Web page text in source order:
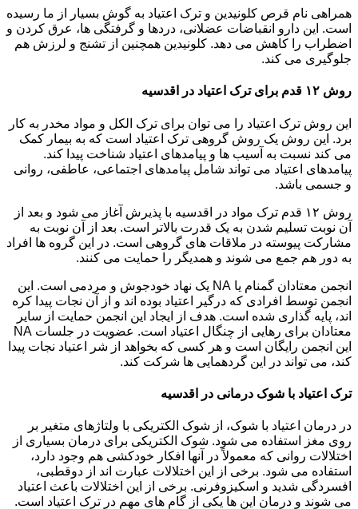
همراهی نام قرص کلونیدین و ترک اعتیاد به گوش بسیار از ما رسیده
است. این دارو انقباضات عضلانی، دردها و گرفتگی ها، عرق کردن و
اضطراب را کاهش می دهد. کلونیدین همچنین از تشنج و لرزش هم
جلوگیری می کند.
روش ۱۲ قدم برای ترک اعتیاد در اقدسیه
این روش ترک اعتیاد را می توان برای ترک الکل و مواد مخدر به کار
برد. این روش یک روش گروهی ترک اعتیاد است که به بیمار کمک
می کند نسبت به آسیب ها و پیامدهای اعتیاد شناخت پیدا کند.
پیامدهای اعتیاد می تواند شامل پیامدهای اجتماعی، عاطفی، روانی
و جسمی باشد.
روش ۱۲ قدم ترک مواد در اقدسیه با پذیرش آغاز می شود و بعد از
آن نوبت تسلیم شدن به یک قدرت بالاتر است. بعد از آن نوبت به
مشارکت پیوسته در ملاقات های گروهی است. در این گروه ها افراد
به دور هم جمع می شوند و همدیگر را حمایت می کنند.
انجمن معتادان گمنام یا NA یک نهاد خودجوش و مردمی است. این
انجمن توسط افرادی که درگیر اعتیاد بوده اند و از آن نجات پیدا کره
اند، پایه گذاری شده است. هدف از ایجاد این انجمن حمایت از سایر
معتادان برای رهایی از چنگال اعتیاد است. عضویت در جلسات NA
این انجمن رایگان است و هر کسی که بخواهد از شر اعتیاد نجات پیدا
کند، می تواند در این گردهمایی ها شرکت کند.
ترک اعتیاد با شوک درمانی در اقدسیه
در درمان اعتیاد با شوک، از شوک الکتریکی با ولتاژهای متغیر بر
روی مغز استفاده می شود. شوک الکتریکی برای درمان بسیاری از
اختلالات روانی که معمولاً در آنها افکار خودکشی هم وجود دارد،
استفاده می شود. برخی از این اختلالات عبارت اند از دوقطبی،
افسردگی شدید و اسکیزوفرنی. برخی از این اختلالات باعث اعتیاد
می شوند و درمان این ها یکی از گام های مهم در ترک اعتیاد است.